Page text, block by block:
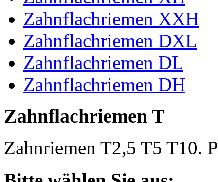
Zahnflachriemen XXH
Zahnflachriemen DXL
Zahnflachriemen DL
Zahnflachriemen DH
Zahnflachriemen T
Zahnriemen T2,5 T5 T10.